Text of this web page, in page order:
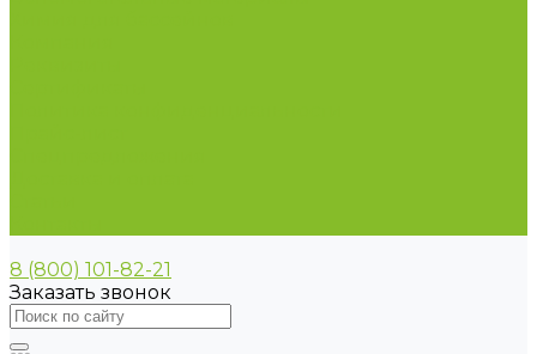
8 (800) 101-82-21
Заказать звонок